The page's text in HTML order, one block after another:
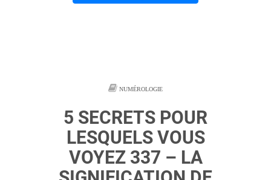
NUMÉROLOGIE
5 SECRETS POUR
LESQUELS VOUS
VOYEZ 337 – LA